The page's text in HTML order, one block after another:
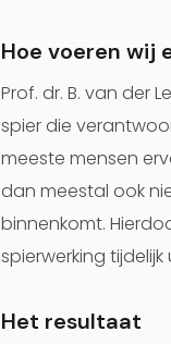
Hoe voeren wij
Prof. dr. B. van der
spier die
meeste mensen
dan meestal ook
binnenkomt.
spierwerking
Het resultaat